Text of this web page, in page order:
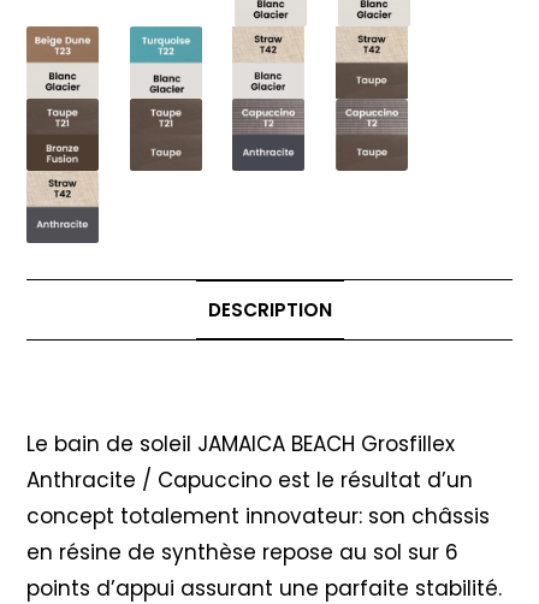
DESCRIPTION
Le bain de soleil JAMAICA BEACH Grosfillex
Anthracite / Capuccino est le résultat d’un
concept totalement innovateur: son châssis
en résine de synthèse repose au sol sur 6
points d’appui assurant une parfaite stabilité.